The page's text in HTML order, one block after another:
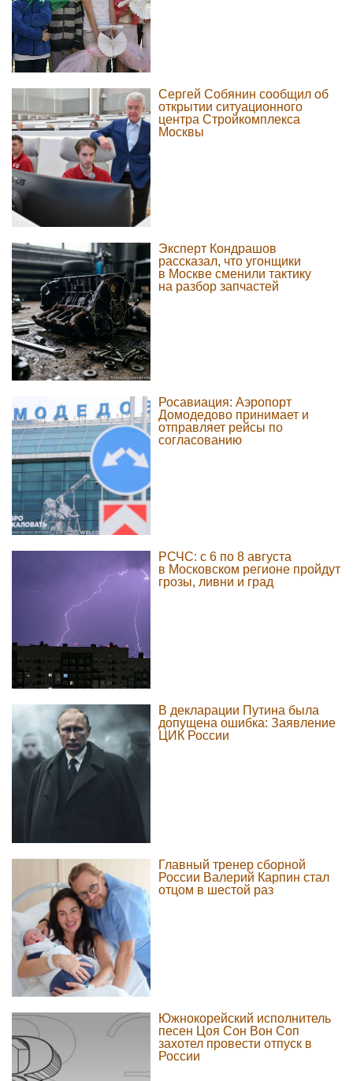
Сергей Собянин сообщил об
открытии ситуационного
центра Стройкомплекса
Москвы
Эксперт Кондрашов
рассказал, что угонщики
в Москве сменили тактику
на разбор запчастей
Росавиация: Аэропорт
Домодедово принимает и
отправляет рейсы по
согласованию
РСЧС: с 6 по 8 августа
в Московском регионе пройдут
грозы, ливни и град
В декларации Путина была
допущена ошибка: Заявление
ЦИК России
Главный тренер сборной
России Валерий Карпин стал
отцом в шестой раз
Южнокорейский исполнитель
песен Цоя Сон Вон Соп
захотел провести отпуск в
России